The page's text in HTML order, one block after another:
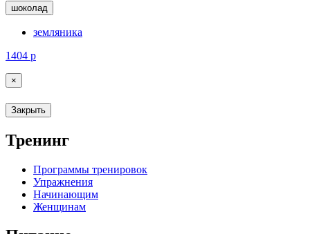
шоколад
земляника
1404 р
×
Закрыть
Тренинг
Программы тренировок
Упражнения
Начинающим
Женщинам